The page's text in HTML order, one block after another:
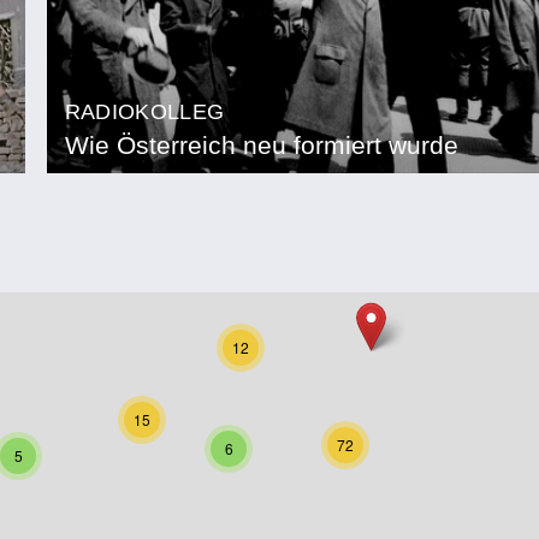
RADIOKOLLEG
Wie Österreich neu formiert wurde
5
12
15
6
72